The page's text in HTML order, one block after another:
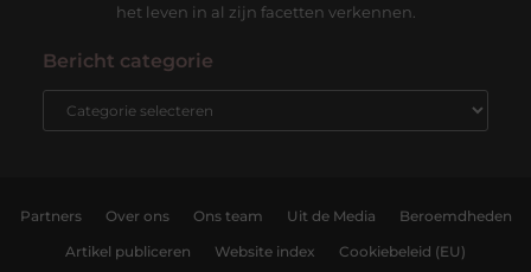
het leven in al zijn facetten verkennen.
Bericht categorie
Partners Over ons Ons team Uit de Media Beroemdheden
Artikel publiceren Website index Cookiebeleid (EU)